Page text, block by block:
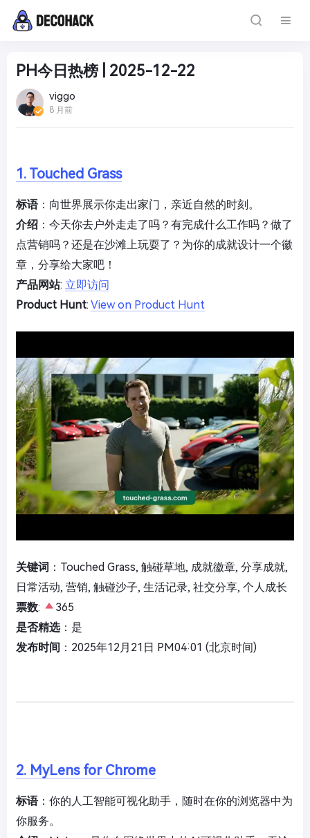
PH今日热榜 | 2025-12-22
viggo
8 月前
1. Touched Grass
标语：向世界展示你走出家门，亲近自然的时刻。
介绍 ：今天你去户外走走了吗？有完成什么工作吗？做了
点营销吗？还是在沙滩上玩耍了？为你的成就设计一个徽
章，分享给大家吧！
产品网站: 立即访问
Product Hunt: View on Product Hunt
关键词 ：Touched Grass, 触碰草地, 成就徽章, 分享成就,
日常活动, 营销, 触碰沙子, 生活记录, 社交分享, 个人成长
票数:
365
是否精选：是
发布时间 ：2025年12月21日 PM04:01 (北京时间)
2. MyLens for Chrome
标语：你的人工智能可视化助手，随时在你的浏览器中为
你服务。